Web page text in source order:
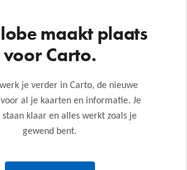
maakt plaats
voor Carto.
je verder in Carto, de nieuwe
al je kaarten en informatie. Je
staan klaar en alles werkt zoals je
gewend bent.